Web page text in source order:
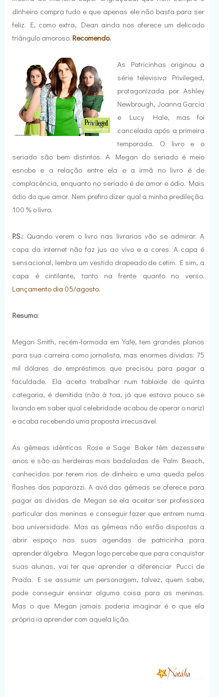
dinheiro compra tudo e que apenas ele não basta para ser
feliz. E, como extra, Dean ainda nos oferece um delicado
triângulo amoroso. Recomendo.
As Patricinhas originou a
série televisiva Privileged,
protagonizada por Ashley
Newbrough, Joanna Garcia
e Lucy Hale, mas foi
cancelada após a primeira
temporada. O livro e o
seriado são bem distintos. A Megan do seriado é meio
esnobe e a relação entre ela e a irmã no livro é de
complacência, enquanto no seriado é de amor e ódio. Mais
ódio do que amor. Nem prefiro dizer qual a minha predileção.
100 % o livro.
P.S.: Quando verem o livro nas livrarias vão se admirar. A
capa da internet não faz jus ao vivo e a cores. A capa é
sensacional, lembra um vestido drapeado de cetim. E sim, a
capa é cintilante, tanto na frente quanto no verso.
Lançamento dia 05/agosto.
Resumo:
Megan Smith, recém-formada em Yale, tem grandes planos
para sua carreira como jornalista, mas enormes dívidas: 75
mil dólares de empréstimos que precisou para pagar a
faculdade. Ela aceita trabalhar num tabloide de quinta
categoria, é demitida (não à toa, já que estava pouco se
lixando em saber qual celebridade acabou de operar o nariz)
e acaba recebendo uma proposta irrecusável.
As gêmeas idênticas Rose e Sage Baker têm dezessete
anos e são as herdeiras mais badaladas de Palm Beach,
conhecidas por terem rios de dinheiro e uma queda pelos
flashes dos paparazzi. A avó das gêmeas se oferece para
pagar as dívidas de Megan se ela aceitar ser professora
particular das meninas e conseguir fazer que entrem numa
boa universidade. Mas as gêmeas não estão dispostas a
abrir espaço nas suas agendas de patricinha para
aprender álgebra. Megan logo percebe que para conquistar
suas alunas, vai ter que aprender a diferenciar Pucci de
Prada. E se assumir um personagem, talvez, quem sabe,
pode conseguir ensinar alguma coisa para as meninas.
Mas o que Megan jamais poderia imaginar é o que ela
própria ia aprender com aquela lição.